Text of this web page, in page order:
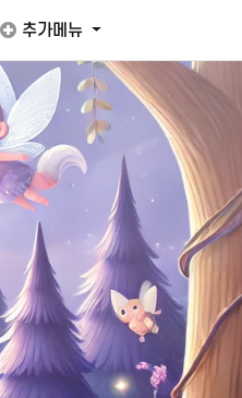
추가메뉴